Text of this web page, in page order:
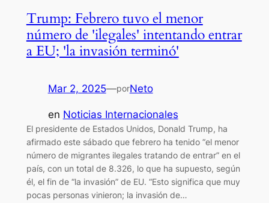
Trump: Febrero tuvo el menor
número de 'ilegales' intentando entrar
a EU; 'la invasión terminó'
Mar 2, 2025—porNeto
en Noticias Internacionales
El presidente de Estados Unidos, Donald Trump, ha
afirmado este sábado que febrero ha tenido “el menor
número de migrantes ilegales tratando de entrar” en el
país, con un total de 8.326, lo que ha supuesto, según
él, el fin de “la invasión” de EU. “Esto significa que muy
pocas personas vinieron; la invasión de…